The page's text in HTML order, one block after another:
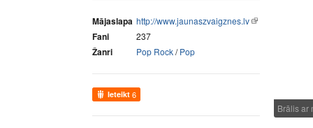
Mājaslapa http://www.jaunaszvaigznes.lv
Fani 237
Žanri Pop Rock/Pop
Ieteikt 6
Brālis ar